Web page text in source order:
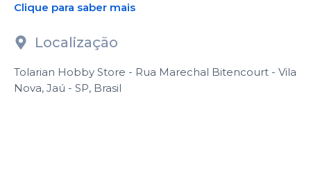
Clique para saber mais
Localização
Tolarian Hobby Store - Rua Marechal Bitencourt - Vila
Nova, Jaú - SP, Brasil